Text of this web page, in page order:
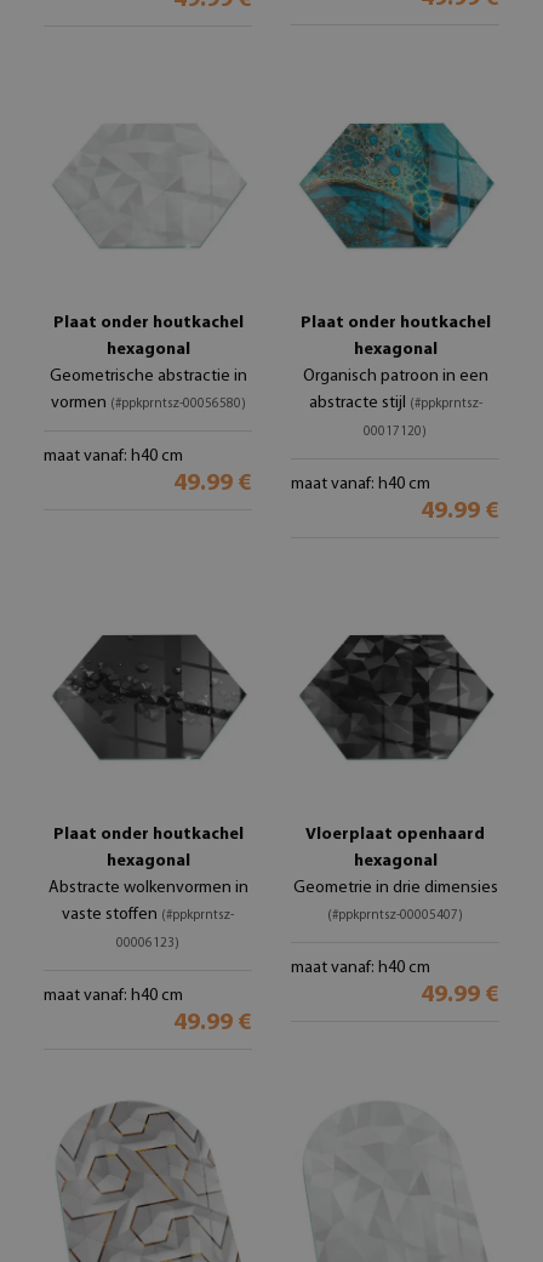
Plaat onder houtkachel
hexagonal
Geometrische abstractie in
vormen (#ppkprntsz-00056580)
maat vanaf: h40 cm
49.99 €
Plaat onder houtkachel
hexagonal
Organisch patroon in een
abstracte stijl (#ppkprntsz-
00017120)
maat vanaf: h40 cm
49.99 €
Plaat onder houtkachel
hexagonal
Abstracte wolkenvormen in
vaste stoffen (#ppkprntsz-
00006123)
maat vanaf: h40 cm
49.99 €
Vloerplaat openhaard
hexagonal
Geometrie in drie dimensies
(#ppkprntsz-00005407)
maat vanaf: h40 cm
49.99 €